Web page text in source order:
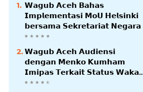
𝗪𝗮𝗴𝘂𝗯 𝗔𝗰𝗲𝗵 𝗕𝗮𝗵𝗮𝘀
𝗜𝗺𝗽𝗹𝗲𝗺𝗲𝗻𝘁𝗮𝘀𝗶 𝗠𝗼𝗨 𝗛𝗲𝗹𝘀𝗶𝗻𝗸𝗶
𝗯𝗲𝗿𝘀𝗮𝗺𝗮 𝗦𝗲𝗸𝗿𝗲𝘁𝗮𝗿𝗶𝗮𝘁 𝗡𝗲𝗴𝗮𝗿𝗮
𝗪𝗮𝗴𝘂𝗯 𝗔𝗰𝗲𝗵 𝗔𝘂𝗱𝗶𝗲𝗻𝘀𝗶
𝗱𝗲𝗻𝗴𝗮𝗻 𝗠𝗲𝗻𝗸𝗼 𝗞𝘂𝗺𝗵𝗮𝗺
𝗜𝗺𝗶𝗽𝗮𝘀 𝗧𝗲𝗿𝗸𝗮𝗶𝘁 𝗦𝘁𝗮𝘁𝘂𝘀 𝗪𝗮𝗸𝗮𝗳
𝗕𝗹𝗮𝗻𝗴𝗽𝗮𝗱𝗮𝗻𝗴